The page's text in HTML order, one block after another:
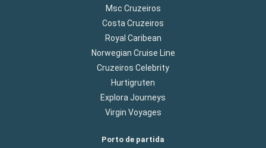
Msc Cruzeiros
Costa Cruzeiros
Royal Caribean
Norwegian Cruise Line
Cruzeiros Celebrity
Hurtigruten
Explora Journeys
Virgin Voyages
Porto de partida